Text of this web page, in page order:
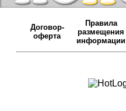
Договор-
оферта
Правила
размещения
информации